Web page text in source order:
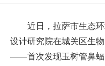
近日，拉萨市生态环
设计研究院在城关区生
——首次发现玉树管鼻蝠